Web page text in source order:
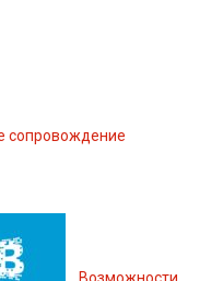
сопровождение
Возможности